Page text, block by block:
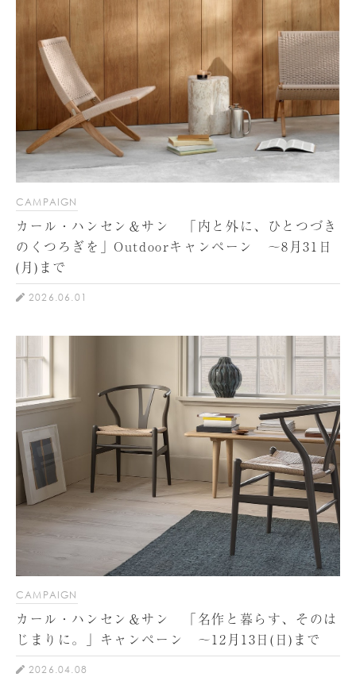
CAMPAIGN
カール・ハンセン＆サン 「内と外に、ひとつづき
のくつろぎを」Outdoorキャンペーン ～8月31日
(月)まで
2026.06.01
CAMPAIGN
カール・ハンセン＆サン 「名作と暮らす、そのは
じまりに。」キャンペーン ～12月13日(日)まで
2026.04.08